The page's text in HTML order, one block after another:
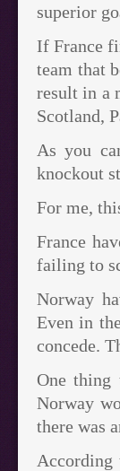
superior
If France
team that
result in a
Scotland,
As you
knockout
For me,
France
failing to
Norway
Even in
concede.
One thing
Norway
there was
According